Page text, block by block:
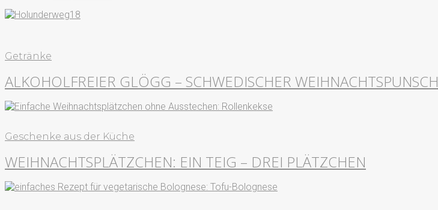
Getränke
ALKOHOLFREIER GLÖGG – SCHWEDISCHER WEIHNACHTSPUNSCH
Geschenke aus der Küche
WEIHNACHTSPLÄTZCHEN: EIN TEIG – DREI PLÄTZCHEN